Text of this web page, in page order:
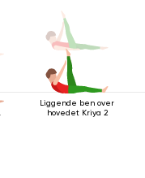
Liggende ben over
hovedet Kriya 2